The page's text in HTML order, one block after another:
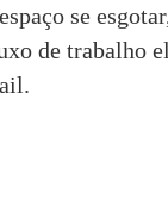
se
de trabalho